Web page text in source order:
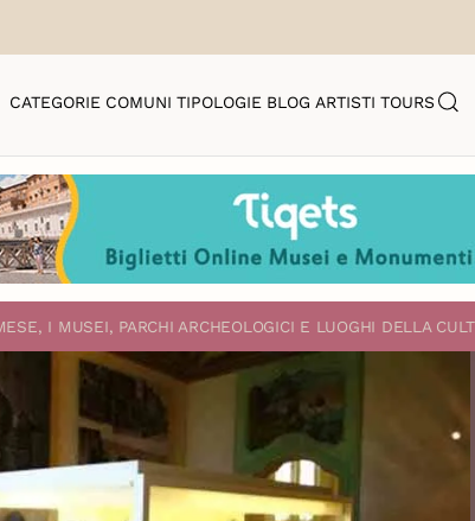
CATEGORIE COMUNI TIPOLOGIE BLOG ARTISTI TOURS
I MUSEI, PARCHI ARCHEOLOGICI E LUOGHI DELLA